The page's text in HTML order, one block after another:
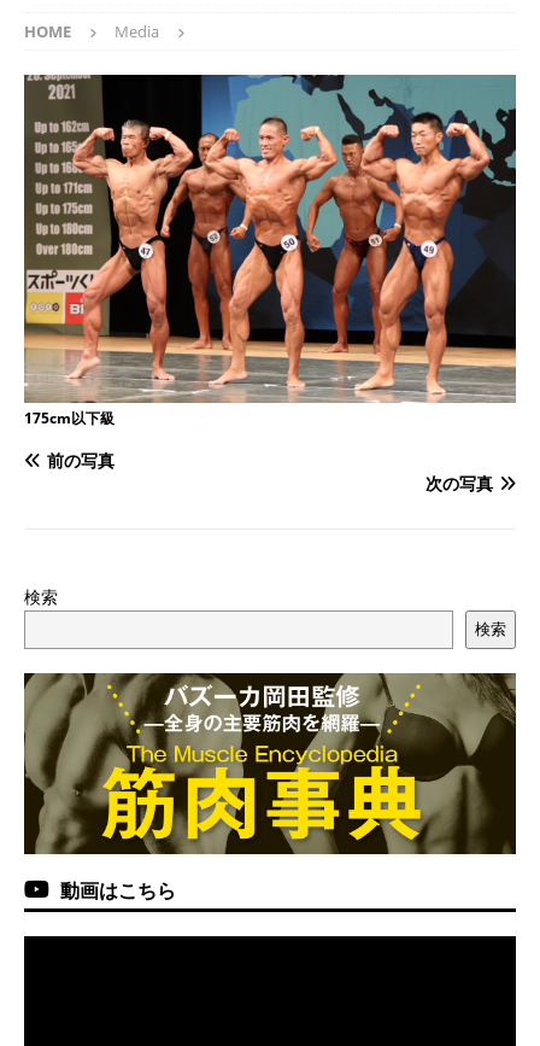
HOME Media
175cm以下級
前の写真
次の写真
検索
検索
動画はこちら